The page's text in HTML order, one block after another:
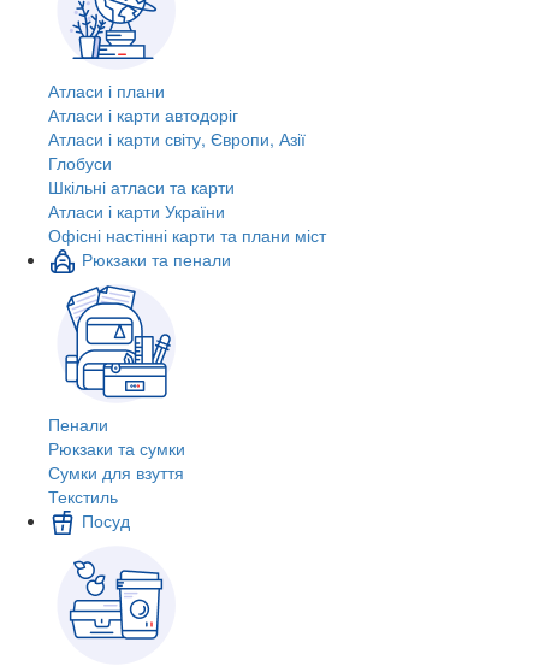
Атласи і плани
Атласи і карти автодоріг
Атласи і карти світу, Європи, Азії
Глобуси
Шкільні атласи та карти
Атласи і карти України
Офісні настінні карти та плани міст
Рюкзаки та пенали
Пенали
Рюкзаки та сумки
Сумки для взуття
Текстиль
Посуд